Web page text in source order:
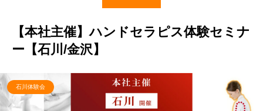
【本社主催】ハンドセラピス体験セミナ
ー【石川/金沢】
石川体験会